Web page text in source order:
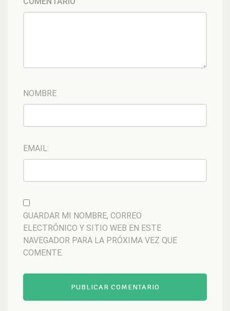
NOMBRE
EMAIL:
GUARDAR MI NOMBRE, CORREO
ELECTRÓNICO Y SITIO WEB EN ESTE
NAVEGADOR PARA LA PRÓXIMA VEZ QUE
COMENTE.